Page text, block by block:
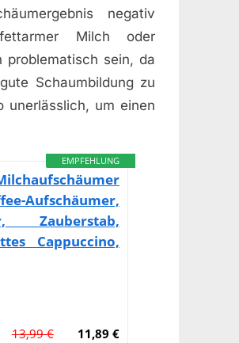
negativ
Milch oder
problematisch sein, da
Schaumbildung zu
unerlässlich, um einen
EMPFEHLUNG
Aufschäumer,
Zauberstab,
Cappuccino,
11,89 €
13,99 €